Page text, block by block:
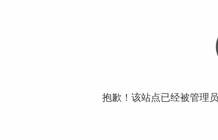
抱歉！该站点已经被管理